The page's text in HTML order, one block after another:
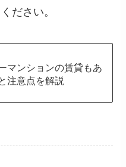
ださい。
マンションの賃貸もあ
注意点を解説